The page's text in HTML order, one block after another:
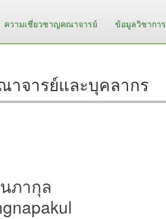
ความเชี่ยวชาญคณาจารย์ ข้อมูลวิชาการ
จารย์และบุคลากร
ภากุล